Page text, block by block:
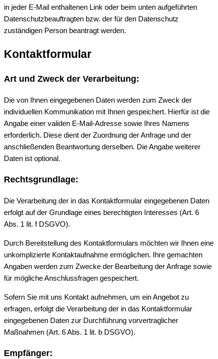
in jeder E-Mail enthaltenen Link oder beim unten aufgeführten
Datenschutzbeauftragten bzw. der für den Datenschutz
zuständigen Person beantragt werden.
Kontaktformular
Art und Zweck der Verarbeitung:
Die von Ihnen eingegebenen Daten werden zum Zweck der
individuellen Kommunikation mit Ihnen gespeichert. Hierfür ist die
Angabe einer validen E-Mail-Adresse sowie Ihres Namens
erforderlich. Diese dient der Zuordnung der Anfrage und der
anschließenden Beantwortung derselben. Die Angabe weiterer
Daten ist optional.
Rechtsgrundlage:
Die Verarbeitung der in das Kontaktformular eingegebenen Daten
erfolgt auf der Grundlage eines berechtigten Interesses (Art. 6
Abs. 1 lit. f DSGVO).
Durch Bereitstellung des Kontaktformulars möchten wir Ihnen eine
unkomplizierte Kontaktaufnahme ermöglichen. Ihre gemachten
Angaben werden zum Zwecke der Bearbeitung der Anfrage sowie
für mögliche Anschlussfragen gespeichert.
Sofern Sie mit uns Kontakt aufnehmen, um ein Angebot zu
erfragen, erfolgt die Verarbeitung der in das Kontaktformular
eingegebenen Daten zur Durchführung vorvertraglicher
Maßnahmen (Art. 6 Abs. 1 lit. b DSGVO).
Empfänger: